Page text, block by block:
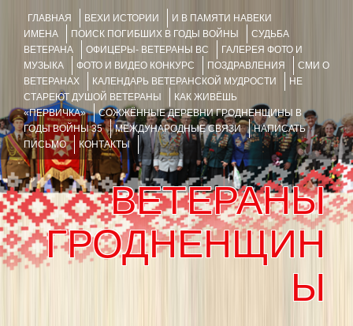
ГЛАВНАЯ ВЕХИ ИСТОРИИ
И В ПАМЯТИ НАВЕКИ
ИМЕНА
ПОИСК ПОГИБШИХ В ГОДЫ ВОЙНЫ
СУДЬБА
ВЕТЕРАНА
ОФИЦЕРЫ- ВЕТЕРАНЫ ВС
ГАЛЕРЕЯ ФОТО И
МУЗЫКА
ФОТО И ВИДЕО КОНКУРС ПОЗДРАВЛЕНИЯ
СМИ О
ВЕТЕРАНАХ
КАЛЕНДАРЬ ВЕТЕРАНСКОЙ МУДРОСТИ
НЕ
СТАРЕЮТ ДУШОЙ ВЕТЕРАНЫ
КАК ЖИВЁШЬ
«ПЕРВИЧКА»
СОЖЖЁННЫЕ ДЕРЕВНИ ГРОДНЕНЩИНЫ В
ГОДЫ ВОЙНЫ 35
МЕЖДУНАРОДНЫЕ СВЯЗИ
НАПИСАТЬ
ПИСЬМО
КОНТАКТЫ
ВЕТЕРАНЫ
ГРОДНЕНЩИН
Ы